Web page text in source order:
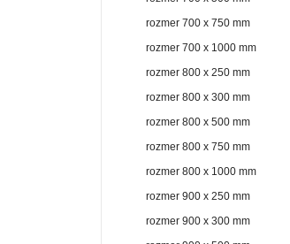
rozmer 700 x 750 mm
rozmer 700 x 1000 mm
rozmer 800 x 250 mm
rozmer 800 x 300 mm
rozmer 800 x 500 mm
rozmer 800 x 750 mm
rozmer 800 x 1000 mm
rozmer 900 x 250 mm
rozmer 900 x 300 mm